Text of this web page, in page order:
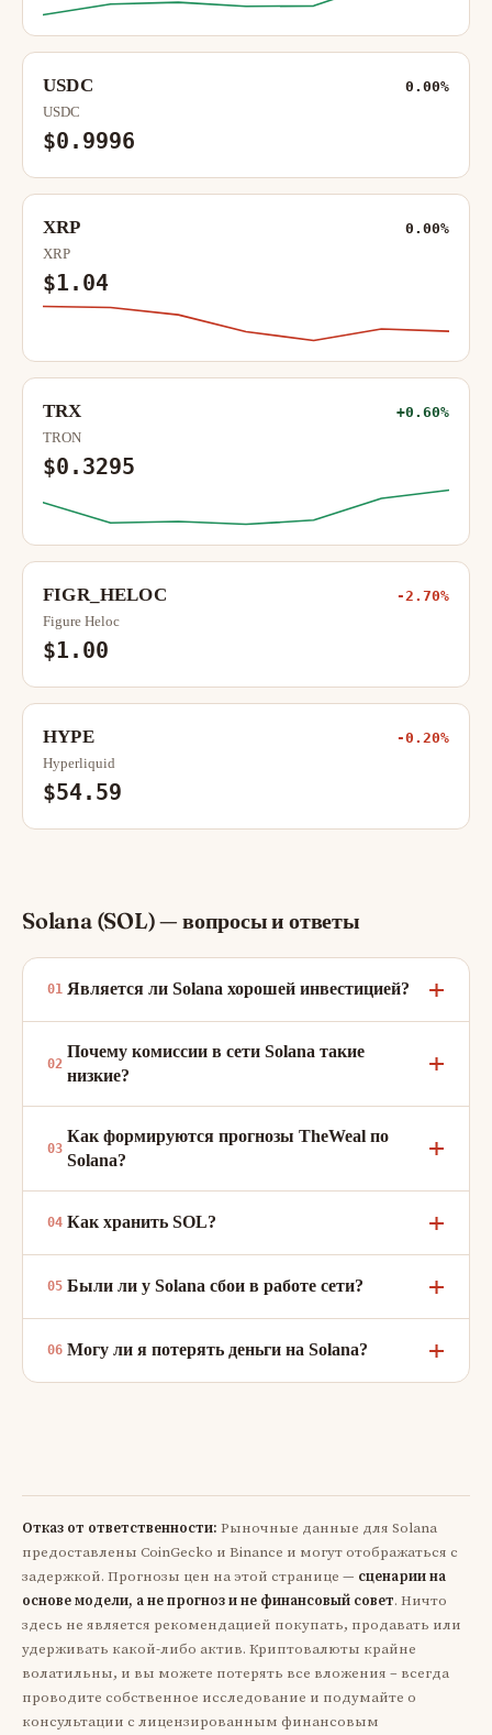
USDC 0.00%
USDC
$0.9996
XRP 0.00%
XRP
$1.04
TRX +0.60%
TRON
$0.3295
FIGR_HELOC -2.70%
Figure Heloc
$1.00
HYPE -0.20%
Hyperliquid
$54.59
Solana (SOL) — вопросы и ответы
Является ли Solana хорошей инвестицией?
Почему комиссии в сети Solana такие
низкие?
Как формируются прогнозы TheWeal по
Solana?
Как хранить SOL?
Были ли у Solana сбои в работе сети?
Могу ли я потерять деньги на Solana?
Отказ от ответственности: Рыночные данные для Solana
предоставлены CoinGecko и Binance и могут отображаться с
задержкой. Прогнозы цен на этой странице — сценарии на
основе модели, а не прогноз и не финансовый совет. Ничто
здесь не является рекомендацией покупать, продавать или
удерживать какой-либо актив. Криптовалюты крайне
волатильны, и вы можете потерять все вложения – всегда
проводите собственное исследование и подумайте о
консультации с лицензированным финансовым